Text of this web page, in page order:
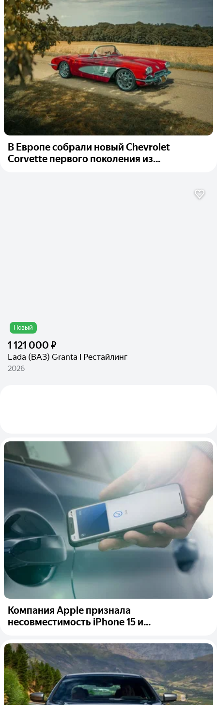
В Европе собрали новый Chevrolet
Corvette первого поколения из...
Новый
1 121 000 ₽
Lada (ВАЗ) Granta I Рестайлинг
2026
Компания Apple признала
несовместимость iPhone 15 и...